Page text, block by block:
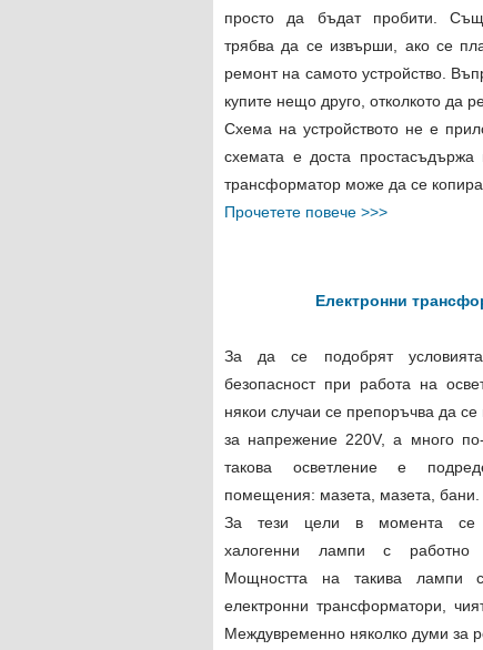
просто да бъдат пробити.
трябва да се извърши, ако се
ремонт на самото устройство.
купите нещо друго, отколкото да
Схема на устройството не е
схемата е доста простасъдържа
трансформатор може да се копира
Прочетете повече >>>
Електронни
За да се подобрят условията
безопасност при работа на
някои случаи се препоръчва да
за напрежение 220V, а много
такова осветление е
помещения: мазета, мазета, бани.
За тези цели в момента се
халогенни лампи с работно
Мощността на такива лампи
електронни трансформатори,
Междувременно няколко думи за